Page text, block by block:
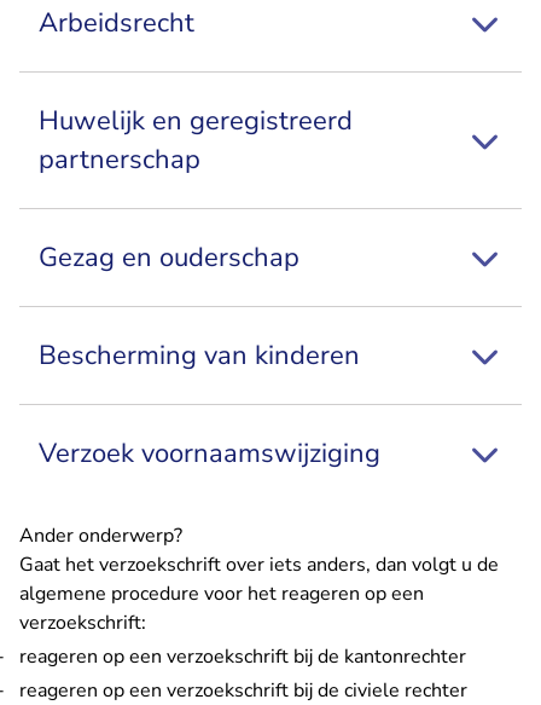
Arbeidsrecht
Huwelijk en geregistreerd
partnerschap
Gezag en ouderschap
Bescherming van kinderen
Verzoek voornaamswijziging
Ander onderwerp?
Gaat het verzoekschrift over iets anders, dan volgt u de
algemene procedure voor het reageren op een
verzoekschrift:
reageren op een verzoekschrift bij de kantonrechter
reageren op een verzoekschrift bij de civiele rechter